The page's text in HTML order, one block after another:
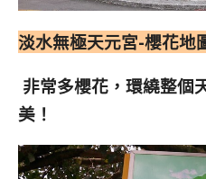
淡水無極天元宮-櫻花地
非常多櫻花，環繞整個
美！